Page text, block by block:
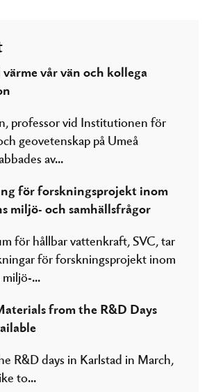
vår vän och kollega
professor vid Institutionen för
geovetenskap på Umeå
av...
för forskningsprojekt inom
miljö- och samhällsfrågor
för hållbar vattenkraft, SVC, tar
för forskningsprojekt inom
...
from the R&D Days
R&D days in Karlstad in March,
to...